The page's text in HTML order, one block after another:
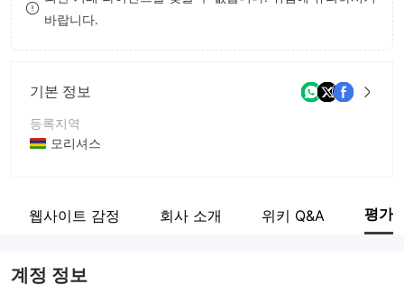
88
바랍니다.
기본 정보
등록지역
모리셔스
회사 전체 이름
웹사이트 감정 회사 소개 위키 Q&A 평가
계정 정보